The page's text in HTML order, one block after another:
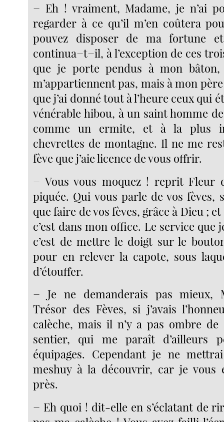
− Eh ! vraiment, Madame, je n’ai
regarder à ce qu’il m’en coûtera
pouvez disposer de ma fortune
continua−t−il, à l’exception de ces
que je porte pendus à mon bâton,
m’appartiennent pas, mais à mon
que j’ai donné tout à l’heure ceux qui
vénérable hibou, à un saint homme
comme un ermite, et à la plus
chevrettes de montagne. Il ne me
fève que j’aie licence de vous offrir.
− Vous vous moquez ! reprit Fleur
piquée. Qui vous parle de vos fèves,
que faire de vos fèves, grâce à Dieu ;
c’est dans mon office. Le service que
c’est de mettre le doigt sur le
pour en relever la capote, sous
d’étouffer.
− Je ne demanderais pas mieux,
Trésor des Fèves, si j’avais
calèche, mais il n’y a pas ombre de
sentier, qui me paraît d’ailleurs
équipages. Cependant je ne
meshuy à la découvrir, car je vous
près.
− Eh quoi ! dit-elle en s’éclatant de